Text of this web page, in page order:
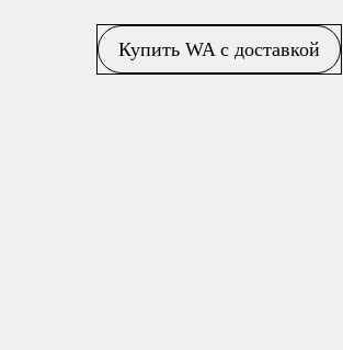
Купить WA с доставкой